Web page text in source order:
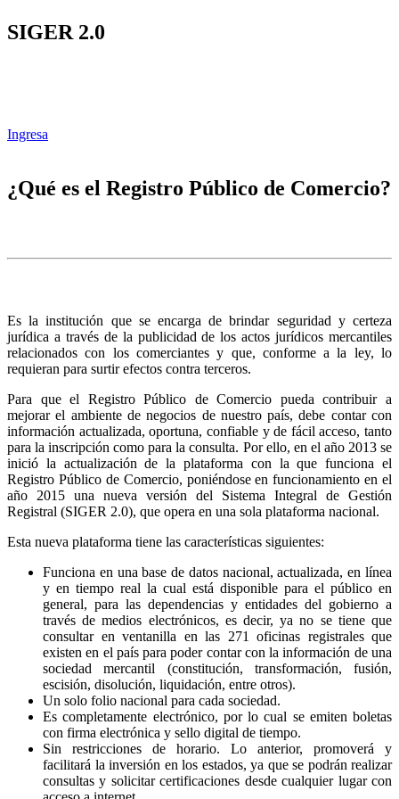
SIGER 2.0
Ingresa
¿Qué es el Registro Público de Comercio?
Es la institución que se encarga de brindar seguridad y certeza
jurídica a través de la publicidad de los actos jurídicos mercantiles
relacionados con los comerciantes y que, conforme a la ley, lo
requieran para surtir efectos contra terceros.
Para que el Registro Público de Comercio pueda contribuir a
mejorar el ambiente de negocios de nuestro país, debe contar con
información actualizada, oportuna, confiable y de fácil acceso, tanto
para la inscripción como para la consulta. Por ello, en el año 2013 se
inició la actualización de la plataforma con la que funciona el
Registro Público de Comercio, poniéndose en funcionamiento en el
año 2015 una nueva versión del Sistema Integral de Gestión
Registral (SIGER 2.0), que opera en una sola plataforma nacional.
Esta nueva plataforma tiene las características siguientes:
Funciona en una base de datos nacional, actualizada, en línea
y en tiempo real la cual está disponible para el público en
general, para las dependencias y entidades del gobierno a
través de medios electrónicos, es decir, ya no se tiene que
consultar en ventanilla en las 271 oficinas registrales que
existen en el país para poder contar con la información de una
sociedad mercantil (constitución, transformación, fusión,
escisión, disolución, liquidación, entre otros).
Un solo folio nacional para cada sociedad.
Es completamente electrónico, por lo cual se emiten boletas
con firma electrónica y sello digital de tiempo.
Sin restricciones de horario. Lo anterior, promoverá y
facilitará la inversión en los estados, ya que se podrán realizar
consultas y solicitar certificaciones desde cualquier lugar con